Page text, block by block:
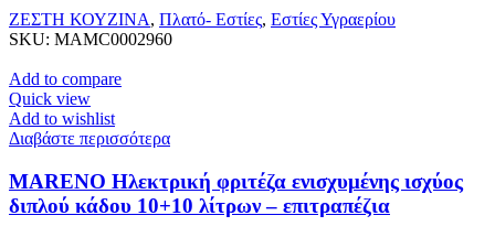
ΖΕΣΤΗ ΚΟΥΖΙΝΑ, Πλατό- Εστίες, Εστίες Υγραερίου
SKU: MAMC0002960
Add to compare
Quick view
Add to wishlist
Διαβάστε περισσότερα
MARENO Ηλεκτρική φριτέζα ενισχυμένης ισχύος
διπλού κάδου 10+10 λίτρων – επιτραπέζια